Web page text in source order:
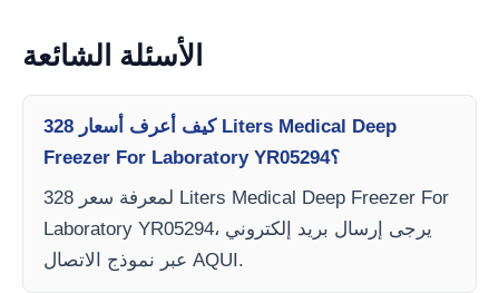
الأسئلة الشائعة
كيف أعرف أسعار 328 Liters Medical Deep
Freezer For Laboratory YR05294؟
لمعرفة سعر 328 Liters Medical Deep Freezer For
Laboratory YR05294، يرجى إرسال بريد إلكتروني
عبر نموذج الاتصال AQUI.